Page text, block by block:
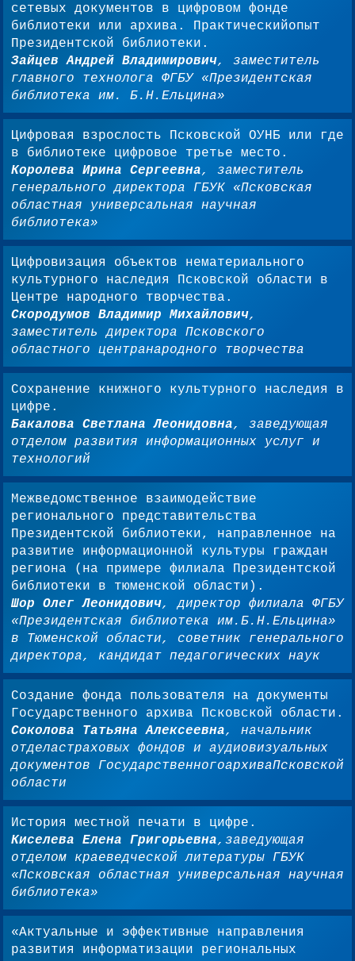
сетевых документов в цифровом фонде
библиотеки или архива. Практическийопыт
Президентской библиотеки.
Зайцев Андрей Владимирович, заместитель
главного технолога ФГБУ «Президентская
библиотека им. Б.Н.Ельцина»
Цифровая взрослость Псковской ОУНБ или где
в библиотеке цифровое третье место.
Королева Ирина Сергеевна, заместитель
генерального директора ГБУК «Псковская
областная универсальная научная
библиотека»
Цифровизация объектов нематериального
культурного наследия Псковской области в
Центре народного творчества.
Скородумов Владимир Михайлович,
заместитель директора Псковского
областного центранародного творчества
Сохранение книжного культурного наследия в
цифре.
Бакалова Светлана Леонидовна, заведующая
отделом развития информационных услуг и
технологий
Межведомственное взаимодействие
регионального представительства
Президентской библиотеки, направленное на
развитие информационной культуры граждан
региона (на примере филиала Президентской
библиотеки в тюменской области).
Шор Олег Леонидович, директор филиала ФГБУ
«Президентская библиотека им.Б.Н.Ельцина»
в Тюменской области, советник генерального
директора, кандидат педагогических наук
Создание фонда пользователя на документы
Государственного архива Псковской области.
Соколова Татьяна Алексеевна, начальник
отделастраховых фондов и аудиовизуальных
документов ГосударственногоархиваПсковской
области
История местной печати в цифре.
Киселева Елена Григорьевна,заведующая
отделом краеведческой литературы ГБУК
«Псковская областная универсальная научная
библиотека»
«Актуальные и эффективные направления
развития информатизации региональных